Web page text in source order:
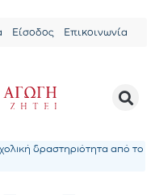
Είσοδος Επικοινωνία
δραστηριότητα από το